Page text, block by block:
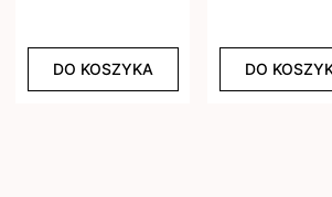
DO KOSZYKA DO